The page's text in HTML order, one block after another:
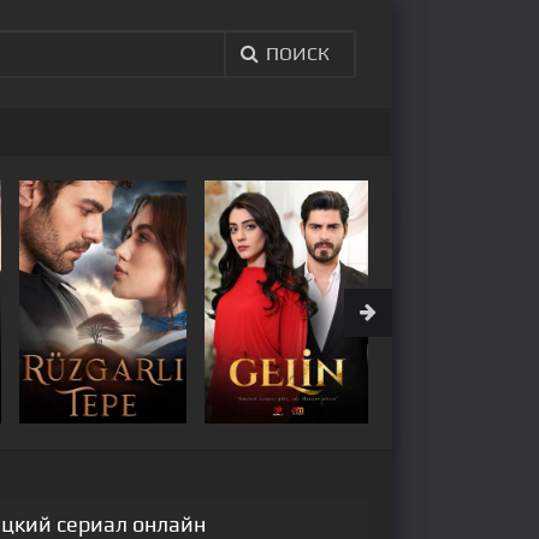
сериал онлайн
ПОИСК